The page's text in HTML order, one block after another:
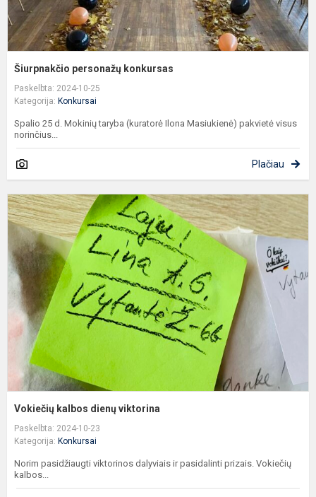
Šiurpnakčio personažų konkursas
Paskelbta: 2024-10-25
Kategorija: Konkursai
Spalio 25 d. Mokinių taryba (kuratorė Ilona Masiukienė) pakvietė visus
norinčius...
Plačiau
Vokiečių kalbos dienų viktorina
Paskelbta: 2024-10-23
Kategorija: Konkursai
Norim pasidžiaugti viktorinos dalyviais ir pasidalinti prizais. Vokiečių
kalbos...